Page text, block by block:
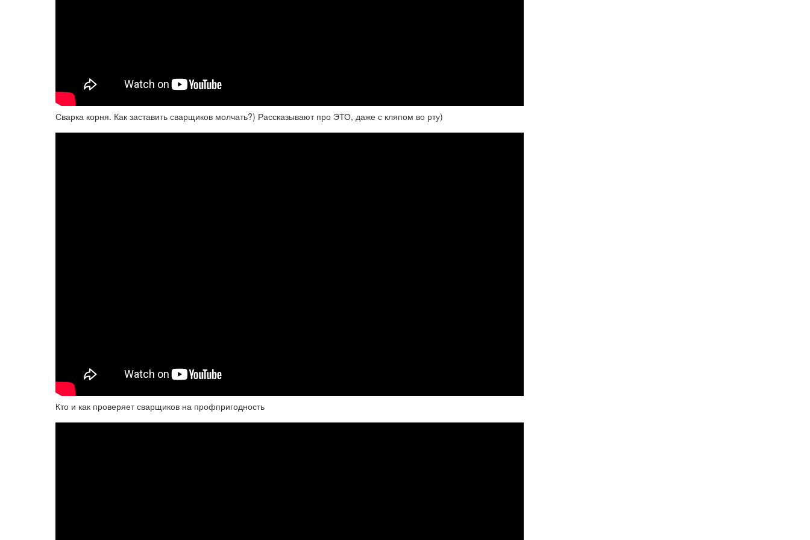
Сварка корня. Как заставить сварщиков молчать?) Рассказывают про ЭТО, даже с кляпом во рту)
Кто и как проверяет сварщиков на профпригодность